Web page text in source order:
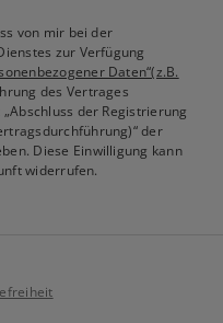
von mir bei der
zur Verfügung
Daten“(z.B.
des Vertrages
der Registrierung
der
Diese Einwilligung kann
widerrufen.